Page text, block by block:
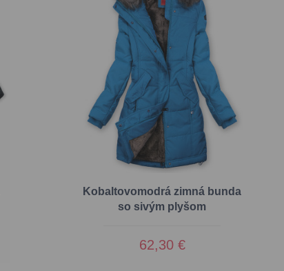
Kobaltovomodrá zimná bunda
so sivým plyšom
62,30 €